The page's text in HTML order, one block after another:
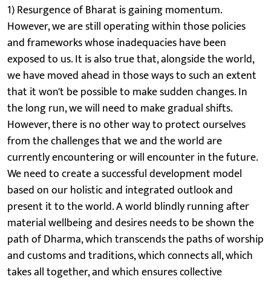
1) Resurgence of Bharat is gaining momentum.
However, we are still operating within those policies
and frameworks whose inadequacies have been
exposed to us. It is also true that, alongside the world,
we have moved ahead in those ways to such an extent
that it won't be possible to make sudden changes. In
the long run, we will need to make gradual shifts.
However, there is no other way to protect ourselves
from the challenges that we and the world are
currently encountering or will encounter in the future.
We need to create a successful development model
based on our holistic and integrated outlook and
present it to the world. A world blindly running after
material wellbeing and desires needs to be shown the
path of Dharma, which transcends the paths of worship
and customs and traditions, which connects all, which
takes all together, and which ensures collective